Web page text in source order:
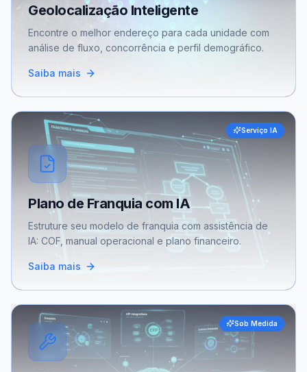
Geolocalização Inteligente
Encontre o melhor endereço para cada unidade com
análise de fluxo, concorrência e perfil demográfico.
Saiba mais
Serviço IA
Plano de Franquia com IA
Estruture seu modelo de franquia com assistência de
IA: COF, manual operacional e plano financeiro.
Saiba mais
Sob Medida